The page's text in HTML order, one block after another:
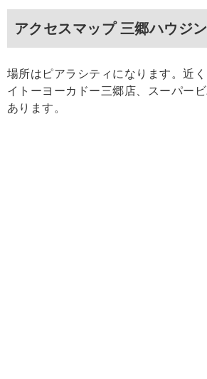
アクセスマップ 三郷ハウジ
場所はピアラシティになります。近く
イトーヨーカドー三郷店、スーパー
あります。